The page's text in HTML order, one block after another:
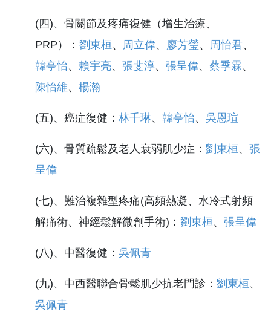
(四)、骨關節及疼痛復健（增生治療、
PRP）： 劉東桓、 周立偉、 廖芳瑩、 周怡君、
韓亭怡、 賴宇亮、 張斐淳、 張呈偉、 蔡季霖、
陳怡維、 楊瀚
(五)、癌症復健： 林千琳、 韓亭怡、 吳恩瑄
(六)、骨質疏鬆及老人衰弱肌少症： 劉東桓、 張
呈偉
(七)、難治複雜型疼痛(高頻熱凝、水冷式射頻
解痛術、神經鬆解微創手術)： 劉東桓、 張呈偉
(八)、中醫復健： 吳佩青
(九)、中西醫聯合骨鬆肌少抗老門診： 劉東桓、
吳佩青